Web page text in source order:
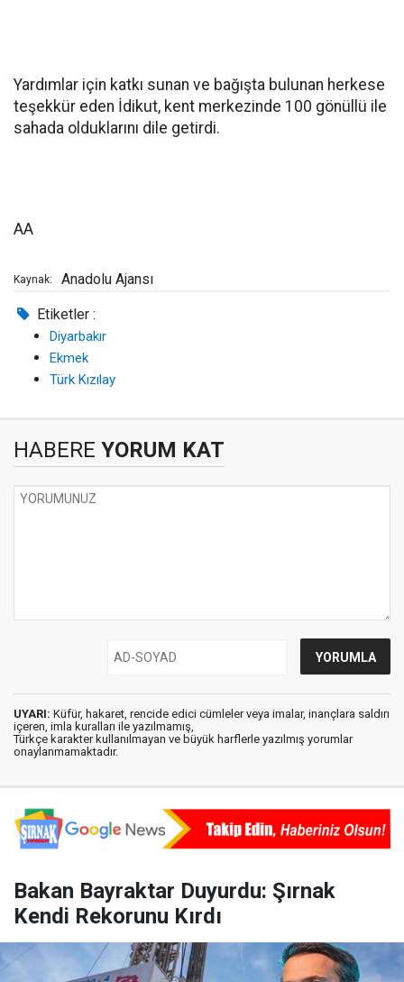
Yardımlar için katkı sunan ve bağışta bulunan herkese
teşekkür eden İdikut, kent merkezinde 100 gönüllü ile
sahada olduklarını dile getirdi.
AA
Kaynak: Anadolu Ajansı
Etiketler :
Diyarbakır
Ekmek
Türk Kızılay
HABERE YORUM KAT
UYARI: Küfür, hakaret, rencide edici cümleler veya imalar, inançlara saldırı
içeren, imla kuralları ile yazılmamış,
Türkçe karakter kullanılmayan ve büyük harflerle yazılmış yorumlar
onaylanmamaktadır.
Bakan Bayraktar Duyurdu: Şırnak
Kendi Rekorunu Kırdı